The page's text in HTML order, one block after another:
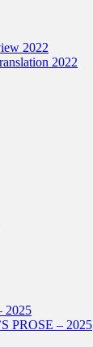
2022
2022
– 2025